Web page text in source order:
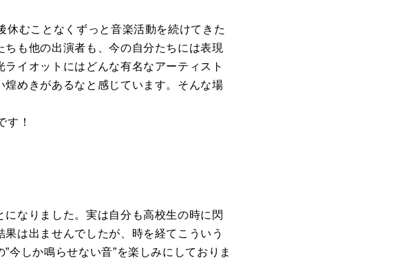
むことなくずっと音楽活動を続けてきた
も他の出演者も、今の自分たちには表現
イオットにはどんな有名なアーティスト
めきがあるなと感じています。そんな場
す！
なりました。実は自分も高校生の時に閃
は出ませんでしたが、時を経てこういう
しか鳴らせない音”を楽しみにしておりま